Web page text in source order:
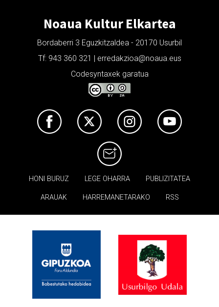
Noaua Kultur Elkartea
Bordaberri 3 Eguzkitzaldea - 20170 Usurbil
Tf: 943 360 321 | erredakzioa@noaua.eus
Codesyntaxek garatua
HONI BURUZ LEGE OHARRA PUBLIZITATEA
ARAUAK HARREMANETARAKO RSS